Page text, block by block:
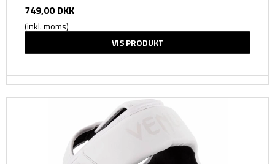
749,00 DKK
(inkl. moms)
VIS PRODUKT